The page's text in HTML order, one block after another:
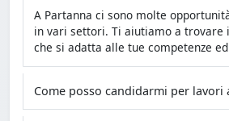
A Partanna ci sono molte
in vari settori. Ti aiutiamo a trovare
che si adatta alle tue competenze
Come posso candidarmi per lavori